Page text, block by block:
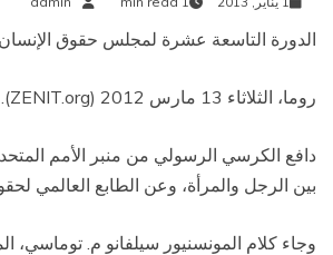
الدورة التاسعة عشرة لمجلس حقوق الإنسان
روما، الثلاثاء 13 مارس 2012 ( ZENIT.org
).
دافع الكرسي الرسولي من منبر الأمم
بين الرجل والمرأة، وعن الطابع العالمي
وجاء كلام المونسنيور سيلفانو م. توماسي،